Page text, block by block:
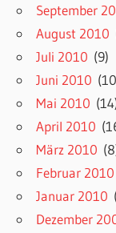
September
August 2010
Juli 2010 (9)
Juni 2010
Mai 2010
April 2010
März 2010
Februar 2010
Januar 2010
Dezember